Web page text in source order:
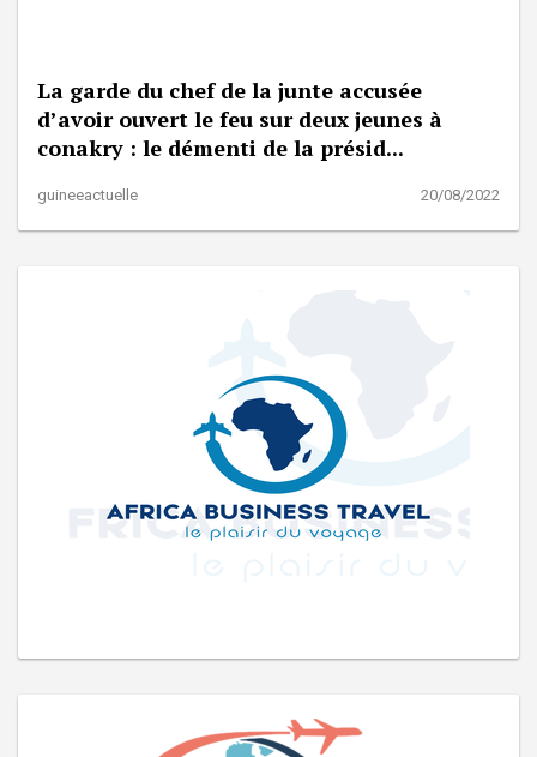
La garde du chef de la junte accusée
d’avoir ouvert le feu sur deux jeunes à
conakry : le démenti de la présid...
guineeactuelle 20/08/2022